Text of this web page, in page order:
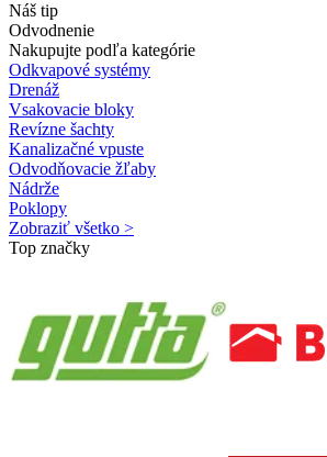
Náš tip
Odvodnenie
Nakupujte podľa kategórie
Odkvapové systémy
Drenáž
Vsakovacie bloky
Revízne šachty
Kanalizačné vpuste
Odvodňovacie žľaby
Nádrže
Poklopy
Zobraziť všetko >
Top značky